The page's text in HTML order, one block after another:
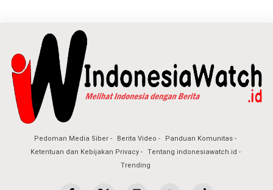
Pedoman Media Siber Berita Video
Panduan Komunitas
Ketentuan dan Kebijakan Privacy
Tentang indonesiawatch.id
Trending